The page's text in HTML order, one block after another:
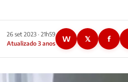
26 set 2023 · 21h59
Atualizado 3 anos
W 𝕏 f